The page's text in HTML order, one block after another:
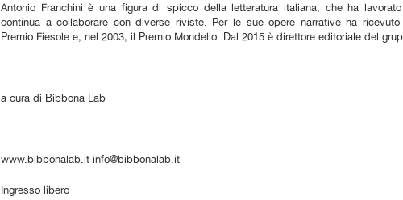
Antonio Franchini è una figura di spicco della letteratura italiana, che ha
continua a collaborare con diverse riviste. Per le sue opere narrative ha
Premio Fiesole e, nel 2003, il Premio Mondello. Dal 2015 è direttore editoriale del
a cura di Bibbona Lab
www.bibbonalab.it info@bibbonalab.it
Ingresso libero